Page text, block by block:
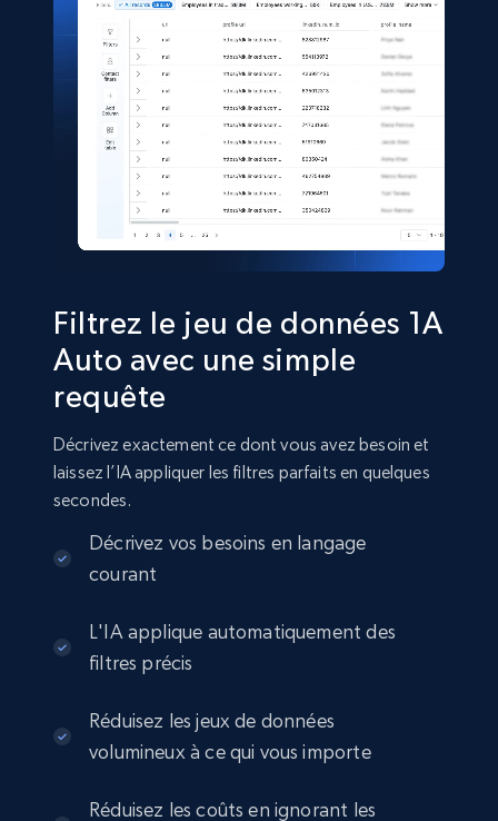
Shein- Products
Product name, Description, Initial price, Final
price, Currency, In stock, Color, Size, and more.
eCommerce
Amazon sellers info
info, Stars, Feedbacks, Return policy, and more.
eCommerce
2.5K+
URL, Product id, Title, Seller name, Seller rating,
Seller reviews, Breadcrumbs, Root category, and
Filtrez le jeu de données 1A
Auto avec une simple
requête
Décrivez exactement ce dont vous avez besoin et
laissez l’IA appliquer les filtres parfaits en quelques
secondes.
Décrivez vos besoins en langage
courant
L'IA applique automatiquement des
filtres précis
Réduisez les jeux de données
volumineux à ce qui vous importe
Réduisez les coûts en ignorant les